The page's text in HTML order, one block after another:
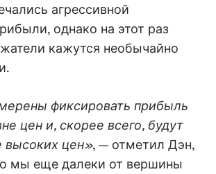
агрессивной
однако на этот раз
кажутся необычайно
фиксировать прибыль
цен и, скорее всего, будут
высоких цен», — отметил Дэн,
мы еще далеки от вершины